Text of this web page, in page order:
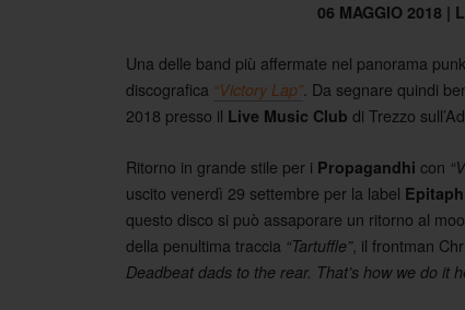
06 MAGGIO 2018 |
Una delle band più affermate nel panorama
discografica “Victory Lap”. Da segnare quindi
2018 presso il Live Music Club di Trezzo
Ritorno in grande stile per i Propagandhi con
uscito venerdì 29 settembre per la label Epitaph
questo disco si può assaporare un ritorno al
della penultima traccia “Tartuffle”, il frontman
Deadbeat dads to the rear. That’s how we do it